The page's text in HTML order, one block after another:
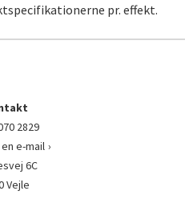
pr. effekt.
2829
e-mail
6C
Vejle